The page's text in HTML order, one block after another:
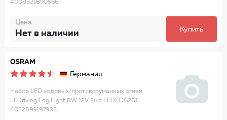
4008321890566
Цена
Нет в наличии Купить
OSRAM
Германия
Набор LED ходовых/противотуманных огней
LEDriving Fog Light 8W 12V 2шт LEDFOG201
4052899197985